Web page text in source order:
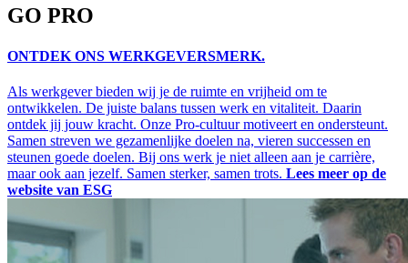
GO PRO
ONTDEK ONS WERKGEVERSMERK.
Als werkgever bieden wij je de ruimte en vrijheid om te
ontwikkelen. De juiste balans tussen werk en vitaliteit. Daarin
ontdek jij jouw kracht. Onze Pro-cultuur motiveert en ondersteunt.
Samen streven we gezamenlijke doelen na, vieren successen en
steunen goede doelen. Bij ons werk je niet alleen aan je carrière,
maar ook aan jezelf. Samen sterker, samen trots. Lees meer op de
website van ESG